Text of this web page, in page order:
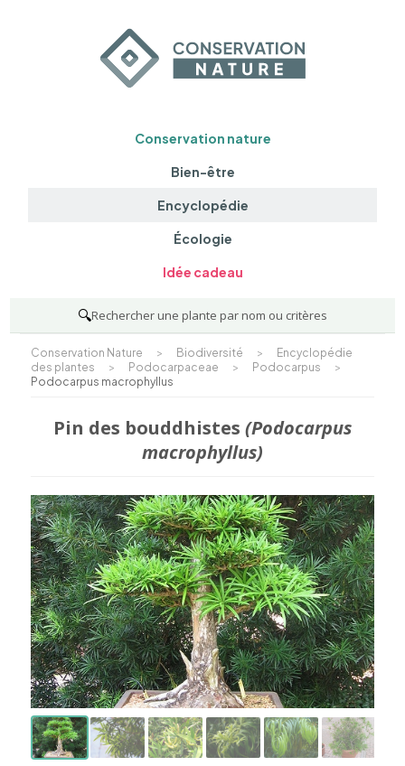
Conservation nature
Bien-être
Encyclopédie
Écologie
Idée cadeau
🔍Rechercher une plante par nom ou critères
Conservation Nature > Biodiversité >
Encyclopédie
des plantes
> Podocarpaceae > Podocarpus
>
Podocarpus macrophyllus
Pin des bouddhistes (Podocarpus
macrophyllus)